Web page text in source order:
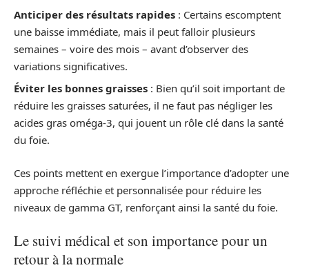
Anticiper des résultats rapides : Certains escomptent
une baisse immédiate, mais il peut falloir plusieurs
semaines – voire des mois – avant d’observer des
variations significatives.
Éviter les bonnes graisses : Bien qu’il soit important de
réduire les graisses saturées, il ne faut pas négliger les
acides gras oméga-3, qui jouent un rôle clé dans la santé
du foie.
Ces points mettent en exergue l’importance d’adopter une
approche réfléchie et personnalisée pour réduire les
niveaux de gamma GT, renforçant ainsi la santé du foie.
Le suivi médical et son importance pour un
retour à la normale